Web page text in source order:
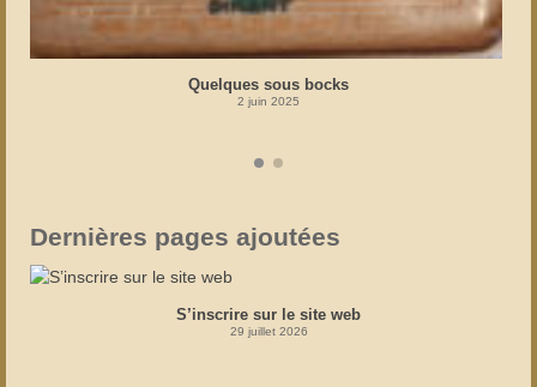
Quelques sous bocks
2 juin 2025
Dernières pages ajoutées
S’inscrire sur le site web
29 juillet 2026